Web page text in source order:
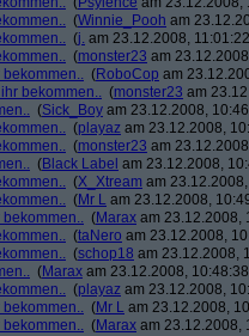
(Winnie_Pooh am
(j. am 23.12.2008,
(monster23 am
(RoboCop am
bekommen.. (monster23 am
(Sick_Boy am 23.12.2008,
(playaz am 23.12.2008,
(monster23 am
(Black Label am 23.12.2008,
(X_Xtream am
(Mr L am 23.12.2008,
(Marax am 23.12.2008,
(taNero am 23.12.2008,
(schop18 am 23.12.2008,
(Marax am 23.12.2008,
(playaz am 23.12.2008,
(Mr L am 23.12.2008,
(Marax am 23.12.2008,